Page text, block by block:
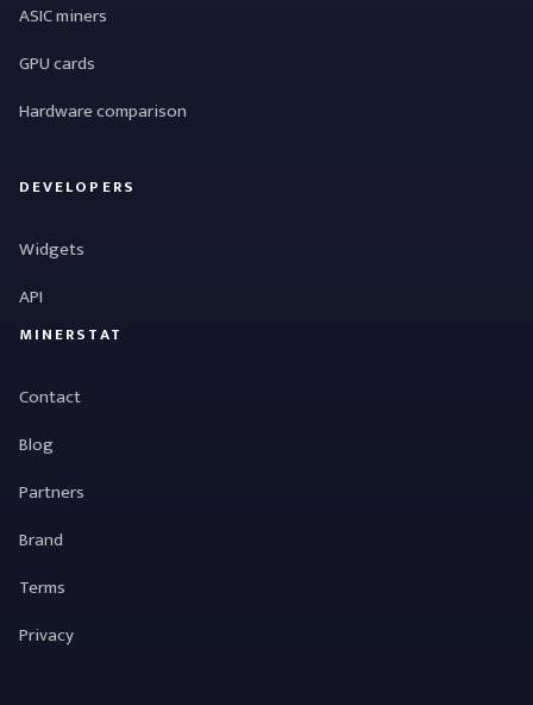
ASIC miners
GPU cards
Hardware comparison
DEVELOPERS
Widgets
API
MINERSTAT
Contact
Blog
Partners
Brand
Terms
Privacy